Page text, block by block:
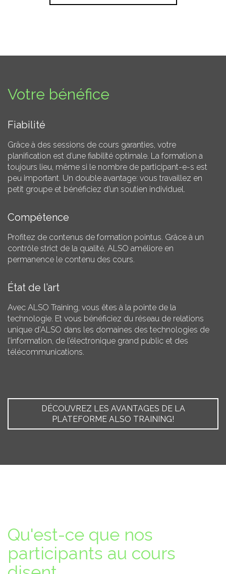
Votre bénéfice
Fiabilité
Grâce à des sessions de cours garanties, votre
planification est d’une fiabilité optimale. La formation a
toujours lieu, même si le nombre de participant-e-s est
peu important. Un double avantage: vous travaillez en
petit groupe et bénéficiez d’un soutien individuel.
Compétence
Profitez de contenus de formation pointus. Grâce à un
contrôle strict de la qualité, ALSO améliore en
permanence le contenu des cours.
État de l’art
Avec ALSO Training, vous êtes à la pointe de la
technologie. Et vous bénéficiez du réseau de relations
unique d’ALSO dans les domaines des technologies de
l’information, de l’électronique grand public et des
télécommunications.
DÉCOUVREZ LES AVANTAGES DE LA
PLATEFORME ALSO TRAINING!
Qu'est-ce que nos
participants au cours